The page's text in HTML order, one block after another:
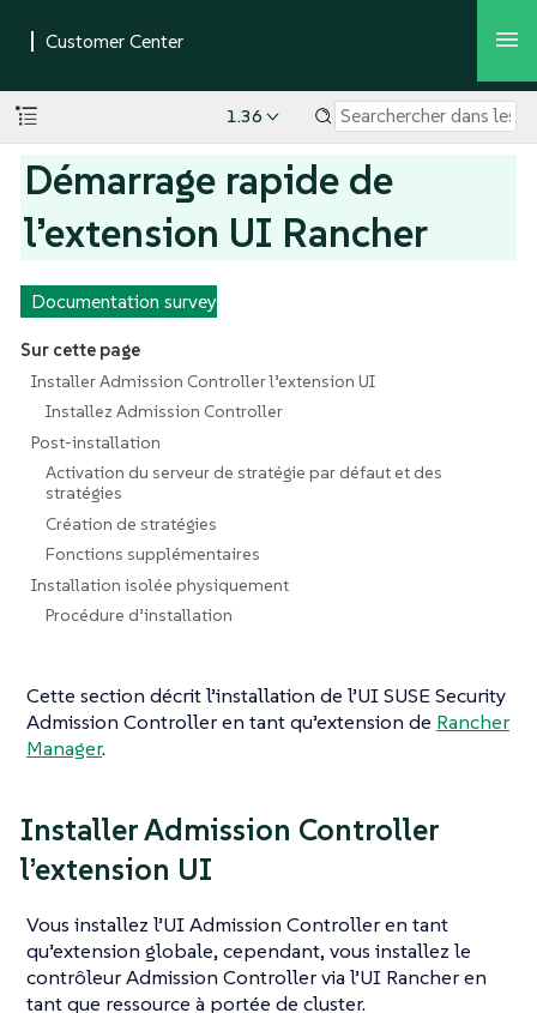
1.36
Démarrage rapide de
l’extension UI Rancher
Documentation survey
Sur cette page
Installer Admission Controller l’extension UI
Installez Admission Controller
Post-installation
Activation du serveur de stratégie par défaut et des
stratégies
Création de stratégies
Fonctions supplémentaires
Installation isolée physiquement
Procédure d’installation
Cette section décrit l’installation de l’UI SUSE Security
Admission Controller en tant qu’extension de Rancher
Manager.
Installer Admission Controller
l’extension UI
Vous installez l’UI Admission Controller en tant
qu’extension globale, cependant, vous installez le
contrôleur Admission Controller via l’UI Rancher en
tant que ressource à portée de cluster.